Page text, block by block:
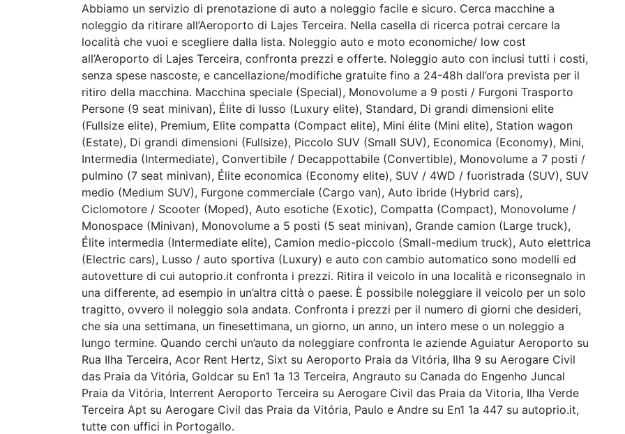
Abbiamo un servizio di prenotazione di auto a noleggio facile e sicuro. Cerca macchine a
noleggio da ritirare all’Aeroporto di Lajes Terceira. Nella casella di ricerca potrai cercare la
località che vuoi e scegliere dalla lista. Noleggio auto e moto economiche/ low cost
all’Aeroporto di Lajes Terceira, confronta prezzi e offerte. Noleggio auto con inclusi tutti i costi,
senza spese nascoste, e cancellazione/modifiche gratuite fino a 24-48h dall’ora prevista per il
ritiro della macchina. Macchina speciale (Special), Monovolume a 9 posti / Furgoni Trasporto
Persone (9 seat minivan), Élite di lusso (Luxury elite), Standard, Di grandi dimensioni elite
(Fullsize elite), Premium, Elite compatta (Compact elite), Mini élite (Mini elite), Station wagon
(Estate), Di grandi dimensioni (Fullsize), Piccolo SUV (Small SUV), Economica (Economy), Mini,
Intermedia (Intermediate), Convertibile / Decappottabile (Convertible), Monovolume a 7 posti /
pulmino (7 seat minivan), Élite economica (Economy elite), SUV / 4WD / fuoristrada (SUV), SUV
medio (Medium SUV), Furgone commerciale (Cargo van), Auto ibride (Hybrid cars),
Ciclomotore / Scooter (Moped), Auto esotiche (Exotic), Compatta (Compact), Monovolume /
Monospace (Minivan), Monovolume a 5 posti (5 seat minivan), Grande camion (Large truck),
Élite intermedia (Intermediate elite), Camion medio-piccolo (Small-medium truck), Auto elettrica
(Electric cars), Lusso / auto sportiva (Luxury) e auto con cambio automatico sono modelli ed
autovetture di cui autoprio.it confronta i prezzi. Ritira il veicolo in una località e riconsegnalo in
una differente, ad esempio in un’altra città o paese. È possibile noleggiare il veicolo per un solo
tragitto, ovvero il noleggio sola andata. Confronta i prezzi per il numero di giorni che desideri,
che sia una settimana, un finesettimana, un giorno, un anno, un intero mese o un noleggio a
lungo termine. Quando cerchi un’auto da noleggiare confronta le aziende Aguiatur Aeroporto su
Rua Ilha Terceira, Acor Rent Hertz, Sixt su Aeroporto Praia da Vitória, Ilha 9 su Aerogare Civil
das Praia da Vitória, Goldcar su En1 1a 13 Terceira, Angrauto su Canada do Engenho Juncal
Praia da Vitória, Interrent Aeroporto Terceira su Aerogare Civil das Praia da Vitoria, Ilha Verde
Terceira Apt su Aerogare Civil das Praia da Vitória, Paulo e Andre su En1 1a 447 su autoprio.it,
tutte con uffici in Portogallo.